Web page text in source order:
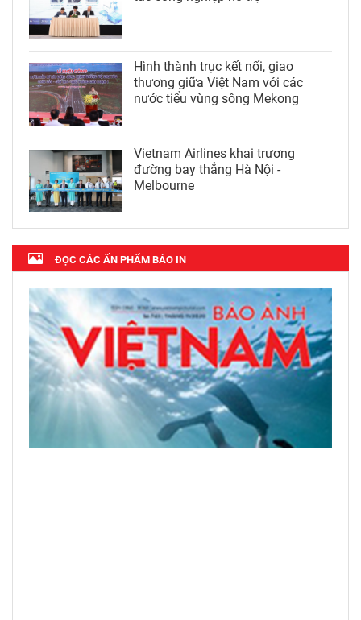
Hình thành trục kết nối, giao
thương giữa Việt Nam với các
nước tiểu vùng sông Mekong
Vietnam Airlines khai trương
đường bay thẳng Hà Nội -
Melbourne
ĐỌC CÁC ẤN PHẨM BÁO IN